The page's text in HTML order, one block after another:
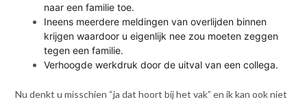
naar een familie toe.
Ineens meerdere meldingen van overlijden binnen
krijgen waardoor u eigenlijk nee zou moeten zeggen
tegen een familie.
Verhoogde werkdruk door de uitval van een collega.
Nu denkt u misschien “ja dat hoort bij het vak” en ik kan ook niet